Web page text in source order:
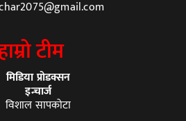
टीम
मिडिया प्रोडक्सन
इन्चार्ज
विशाल सापकोटा